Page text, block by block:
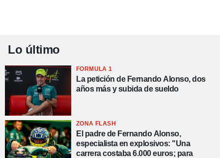
Lo último
FORMULA 1
La petición de Fernando Alonso, dos
años más y subida de sueldo
ZONA FLASH
El padre de Fernando Alonso,
especialista en explosivos: "Una
carrera costaba 6.000 euros; para